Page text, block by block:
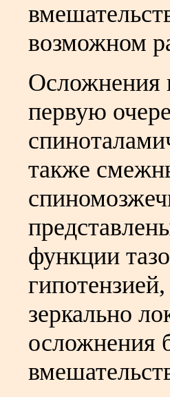
возможном
Осложнения
первую
также
функции
зеркально
осложнения